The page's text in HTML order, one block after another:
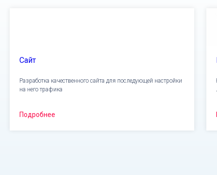
Сайт
Разработка качественного сайта для последующей настройки
на него трафика
Подробнее